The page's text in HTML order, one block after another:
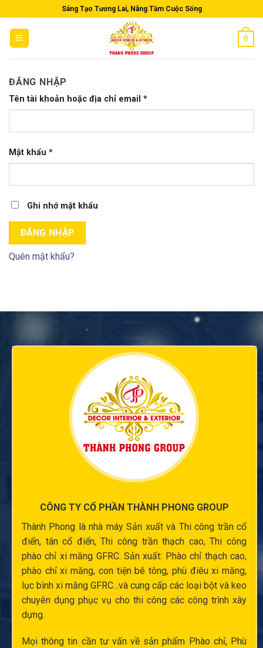
to
content
Sáng Tạo Tương Lai, Nâng Tầm Cuộc Sống
0
ĐĂNG NHẬP
Tên tài khoản hoặc địa chỉ email *
Mật khẩu *
Ghi nhớ mật khẩu
ĐĂNG NHẬP
Quên mật khẩu?
CÔNG TY CỔ PHẦN THÀNH PHONG GROUP
Thành Phong là nhà máy Sản xuất và Thi công trần cổ
điển, tân cổ điển,Thi công trần thạch cao,Thi công
phào chỉ xi măng GFRC. Sản xuất: Phào chỉ thạch cao,
phào chỉ xi măng, con tiện bê tông, phù điêu xi măng,
lục bình xi măng GFRC...và cung cấp các loại bột và keo
chuyên dụng phục vụ cho thi công các công trình xây
dựng.
Mọi thông tin cần tư vấn về sản phẩm Phào chỉ, Phù